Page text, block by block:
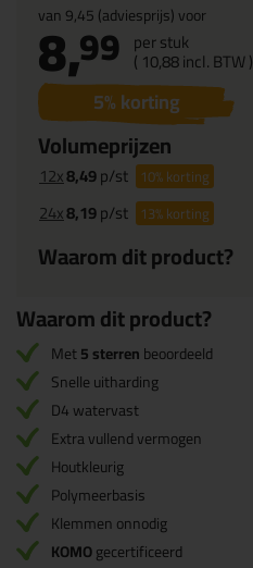
van9,45(adviesprijs) voor
8,99 per stuk
( 10,88incl. BTW )
5% korting
Volumeprijzen
12x8,49p/st 10%korting
24x8,19p/st 13%korting
Waarom dit product?
Waarom dit product?
Met5 sterrenbeoordeeld
Snelle uitharding
D4 watervast
Extra vullend vermogen
Houtkleurig
Polymeerbasis
Klemmen onnodig
KOMOgecertificeerd